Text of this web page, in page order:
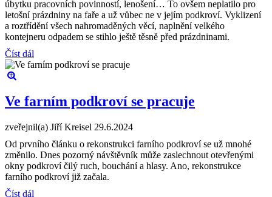
úbytku pracovních povinností, lenošení… To ovšem neplatilo pro
letošní prázdniny na faře a už vůbec ne v jejím podkroví. Vyklizení
a roztřídění všech nahromaděných věcí, naplnění velkého
kontejneru odpadem se stihlo ještě těsně před prázdninami.
Číst dál
Ve farním podkroví se pracuje
zveřejnil(a) Jiří Kreisel 29.6.2024
Od prvního článku o rekonstrukci farního podkroví se už mnohé
změnilo. Dnes pozorný návštěvník může zaslechnout otevřenými
okny podkroví čilý ruch, bouchání a hlasy. Ano, rekonstrukce
farního podkroví již začala.
Číst dál